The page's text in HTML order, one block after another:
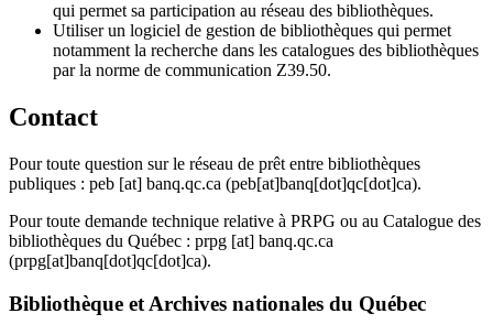
qui permet sa participation au réseau des bibliothèques.
Utiliser un logiciel de gestion de bibliothèques qui permet
notamment la recherche dans les catalogues des bibliothèques
par la norme de communication Z39.50.
Contact
Pour toute question sur le réseau de prêt entre bibliothèques
publiques : peb [at] banq.qc.ca (peb[at]banq[dot]qc[dot]ca).
Pour toute demande technique relative à PRPG ou au Catalogue des
bibliothèques du Québec : prpg [at] banq.qc.ca
(prpg[at]banq[dot]qc[dot]ca).
Bibliothèque et Archives nationales du Québec